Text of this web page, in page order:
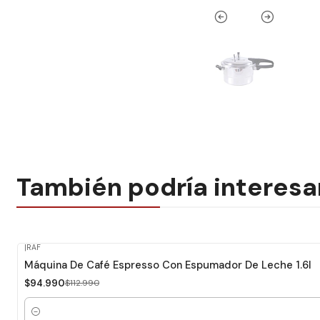
También podría
-16% Dcto.
RAF
Máquina De Café Espresso Con Espumador De Leche 1.6l
$94.990$112.990